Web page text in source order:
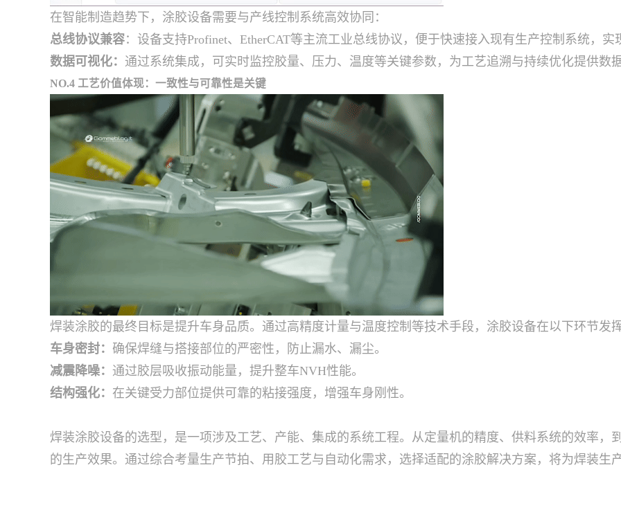
在智能制造趋势下，涂胶设备需要与产线控制系统高效协同：
总线协议兼容：设备支持Profinet、EtherCAT等主流工业总线协议，便于快速接入现有生产控制系统，实
数据可视化： 通过系统集成，可实时监控胶量、压力、温度等关键参数，为工艺追溯与持续优化提供数据
NO.4 工艺价值体现：一致性与可靠性是关键
焊装涂胶的最终目标是提升车身品质。通过高精度计量与温度控制等技术手段，涂胶设备在以下环节发
车身密封： 确保焊缝与搭接部位的严密性，防止漏水、漏尘。
减震降噪： 通过胶层吸收振动能量，提升整车NVH性能。
结构强化： 在关键受力部位提供可靠的粘接强度，增强车身刚性。
焊装涂胶设备的选型，是一项涉及工艺、产能、集成的系统工程。从定量机的精度、供料系统的效率，
的生产效果。通过综合考量生产节拍、用胶工艺与自动化需求，选择适配的涂胶解决方案，将为焊装生